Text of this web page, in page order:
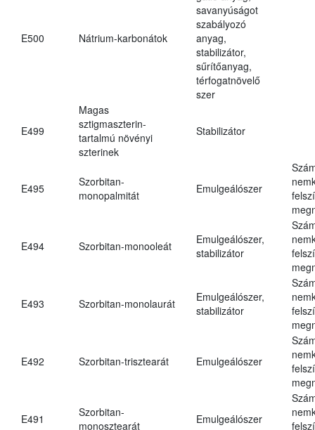
E500 Nátrium-karbonátok
savanyúságot
szabályozó
anyag,
stabilizátor,
sűrítőanyag,
térfogatnövelő
szer
E499
Magas
sztigmaszterin-
tartalmú növényi
szterinek
Stabilizátor
E495
Szorbitan-
monopalmitát
Emulgeálószer
E494 Szorbitan-monooleát
Emulgeálószer,
stabilizátor
E493 Szorbitan-monolaurát
Emulgeálószer,
stabilizátor
E492 Szorbitan-trisztearát Emulgeálószer
E491
Szorbitan-
monosztearát
Emulgeálószer